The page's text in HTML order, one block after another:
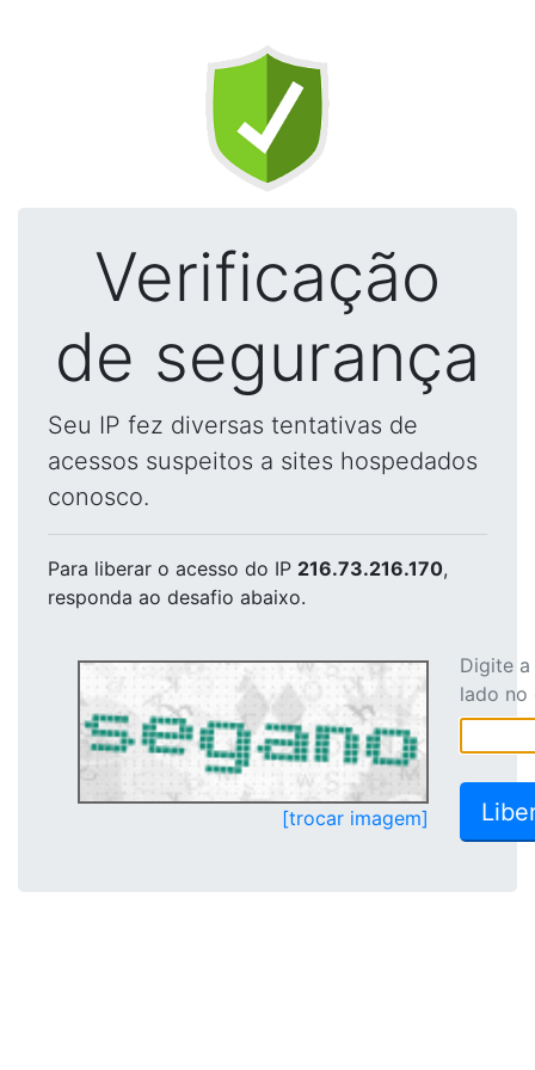
Verificação
de segurança
Seu IP fez diversas tentativas de
acessos suspeitos a sites hospedados
conosco.
Para liberar o acesso do IP 216.73.216.170,
responda ao desafio abaixo.
[trocar imagem]
Digite
lado no